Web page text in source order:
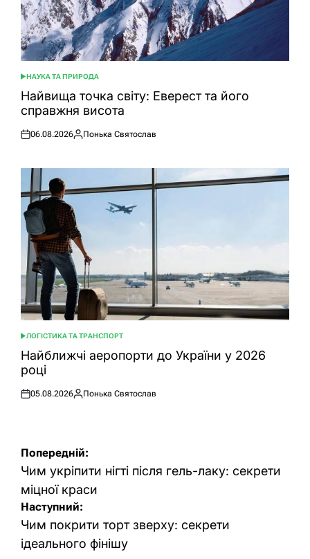
ОПУБЛІКУВАТИ
У
НАУКА ТА ПРИРОДА
Найвища точка світу: Еверест та його
справжня висота
Оприлюднено
06.08.2026
Опубліковано
Понька Святослав
ОПУБЛІКУВАТИ
У
ЛОГІСТИКА ТА ТРАНСПОРТ
Найближчі аеропорти до України у 2026
році
Оприлюднено
05.08.2026
Опубліковано
Понька Святослав
Навігація
записів
Попередній:
Чим укріпити нігті після гель-лаку: секрети
міцної краси
Наступний:
Чим покрити торт зверху: секрети
ідеального фінішу